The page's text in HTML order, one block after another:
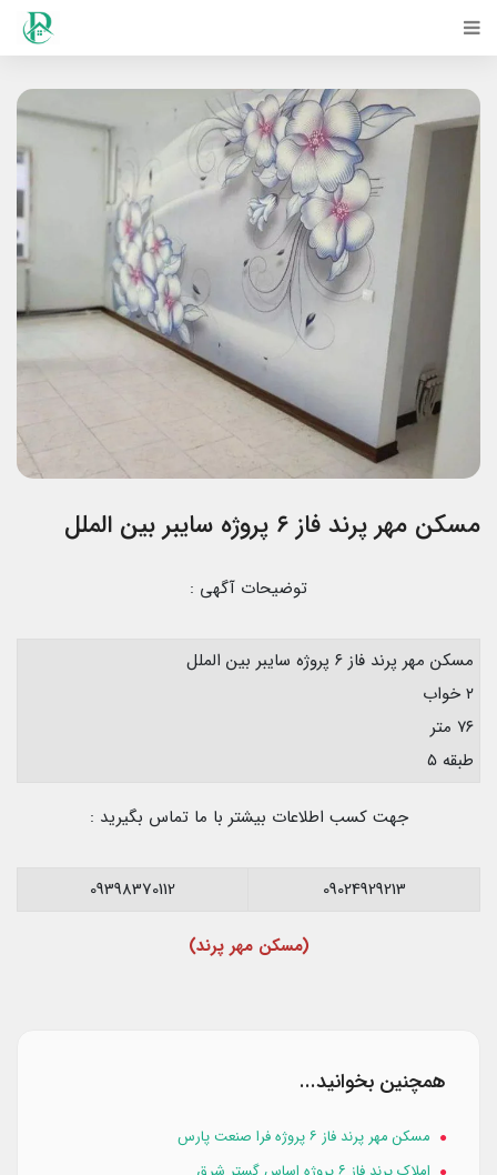
مسکن مهر پرند فاز ۶ پروژه سایبر بین الملل
توضیحات آگهی :
مسکن مهر پرند فاز ۶ پروژه سایبر بین الملل
۲ خواب
۷۶ متر
طبقه ۵
جهت کسب اطلاعات بیشتر با ما تماس بگیرید :
09024929213
09398370112
(مسکن مهر پرند)
همچنین بخوانید...
مسکن مهر پرند فاز ۶ پروژه فرا صنعت پارس